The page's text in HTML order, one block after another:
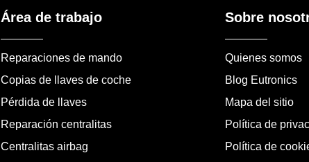
Área de trabajo
Reparaciones de mando
Copias de llaves de coche
Pérdida de llaves
Reparación centralitas
Centralitas airbag
Sobre
Quienes somos
Blog Eutronics
Mapa del sitio
Política de
Política de